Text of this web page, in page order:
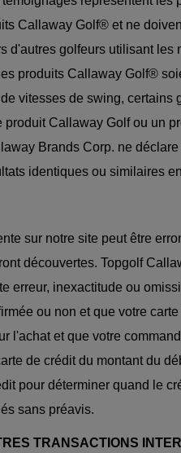
Callaway Golf® et ne
d'autres golfeurs utilisant
produits Callaway Golf®
vitesses de swing, certains
produit Callaway Golf ou un
Brands Corp. ne
identiques ou similaires
sur notre site peut être
découvertes. Topgolf
erreur, inexactitude ou
ou non et que votre
l'achat et que votre
de crédit du montant du
pour déterminer quand le
sans préavis.
TRANSACTIONS